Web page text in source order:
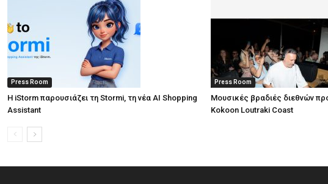
Press Room
Η iStorm παρουσιάζει τη Stormi, τη νέα AI Shopping
Assistant
Press Room
Μουσικές βραδιές διεθνών
Kokoon Loutraki Coast